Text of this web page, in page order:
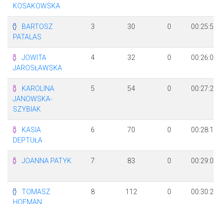
KOSAKOWSKA
BARTOSZ
PATALAS
3 30 0 00:25:58
JOWITA
JAROSŁAWSKA
4 32 0 00:26:02
KAROLINA
JANOWSKA-
SZYBIAK
5 54 0 00:27:29
KASIA
DEPTUŁA
6 70 0 00:28:12
JOANNA PATYK 7 83 0 00:29:02
TOMASZ
HOFMAN
8 112 0 00:30:20